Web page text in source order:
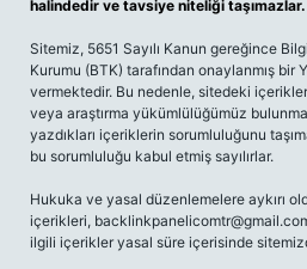
halindedir ve tavsiye niteliği taşımazlar.
Sitemiz, 5651 Sayılı Kanun gereğince
Kurumu (BTK) tarafından onaylanmış bir
vermektedir. Bu nedenle, sitedeki
veya araştırma yükümlülüğümüz
yazdıkları içeriklerin sorumluluğunu
bu sorumluluğu kabul etmiş sayılırlar.
Hukuka ve yasal düzenlemelere aykırı
içerikleri,
ilgili içerikler yasal süre içerisinde